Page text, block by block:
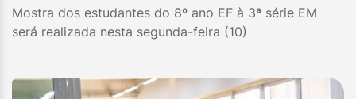
Mostra dos estudantes do 8º ano EF à 3ª série EM
será realizada nesta segunda-feira (10)